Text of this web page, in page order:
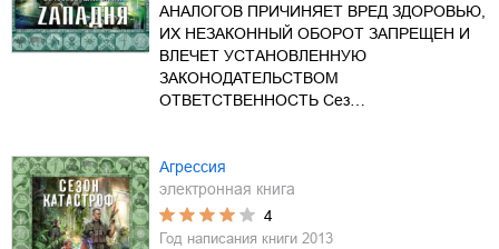
АНАЛОГОВ ПРИЧИНЯЕТ ВРЕД ЗДОРОВЬЮ,
ИХ НЕЗАКОННЫЙ ОБОРОТ ЗАПРЕЩЕН И
ВЛЕЧЕТ УСТАНОВЛЕННУЮ
ЗАКОНОДАТЕЛЬСТВОМ
ОТВЕТСТВЕННОСТЬ Сез…
Агрессия
электронная книга
4
Год написания книги 2013